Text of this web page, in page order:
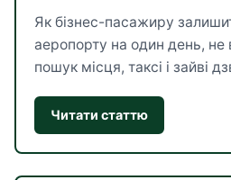
Як бізнес-пасажиру
аеропорту на один день,
пошук місця, таксі і зайві
Читати статтю